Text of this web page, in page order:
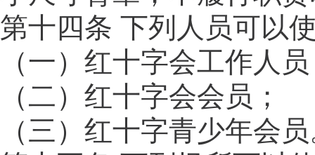
第十四条 下列人员可以
（一）红十字会工作人
（二）红十字会会员；
（三）红十字青少年会